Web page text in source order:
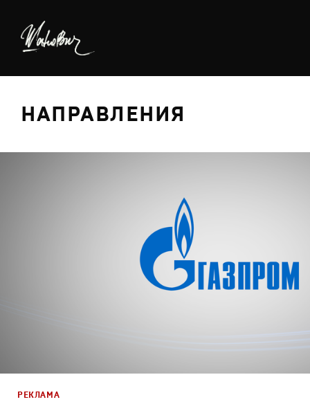
НАПРАВЛЕНИЯ
РЕКЛАМА